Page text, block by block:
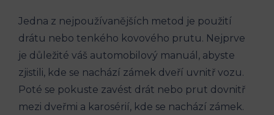
Jedna z nejpoužívanějších metod je použití⁤
drátu nebo tenkého kovového prutu. Nejprve
je ‌důležité váš automobilový⁣ manuál, abyste
zjistili, kde se​ nachází zámek dveří uvnitř vozu.
Poté se pokuste zavést drát nebo prut dovnitř
mezi dveřmi a karosérií, kde​ se nachází zámek.